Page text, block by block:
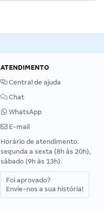
ATENDIMENTO
Central de ajuda
Chat
WhatsApp
E-mail
Horário de atendimento:
segunda a sexta (8h às 20h),
sábado (9h às 13h).
Foi aprovado?
Envie-nos a sua história!